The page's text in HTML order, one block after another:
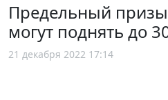
Предельный
могут поднять до
21 декабря 2022 17:14